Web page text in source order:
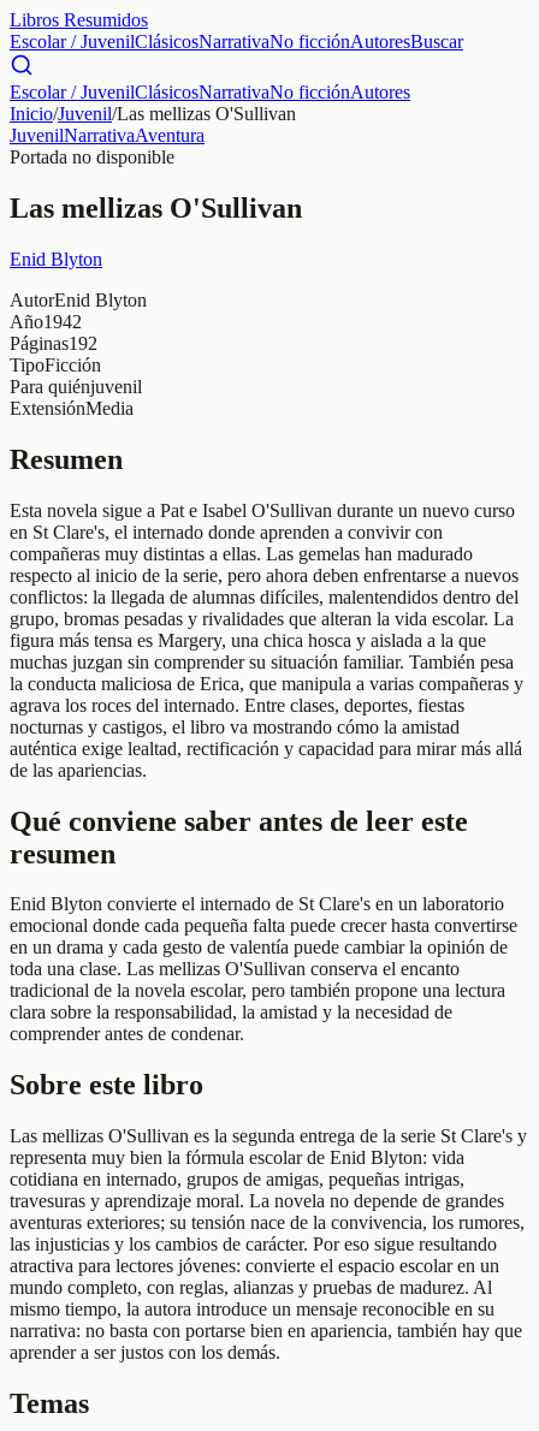
Libros Resumidos
Escolar / JuvenilClásicosNarrativaNo ficciónAutoresBuscar
Escolar / JuvenilClásicosNarrativaNo ficciónAutores
Inicio/Juvenil/Las mellizas O'Sullivan
JuvenilNarrativaAventura
Portada no disponible
Las mellizas O'Sullivan
Enid Blyton
AutorEnid Blyton
Año1942
Páginas192
TipoFicción
Para quiénjuvenil
ExtensiónMedia
Resumen
Esta novela sigue a Pat e Isabel O'Sullivan durante un nuevo curso
en St Clare's, el internado donde aprenden a convivir con
compañeras muy distintas a ellas. Las gemelas han madurado
respecto al inicio de la serie, pero ahora deben enfrentarse a nuevos
conflictos: la llegada de alumnas difíciles, malentendidos dentro del
grupo, bromas pesadas y rivalidades que alteran la vida escolar. La
figura más tensa es Margery, una chica hosca y aislada a la que
muchas juzgan sin comprender su situación familiar. También pesa
la conducta maliciosa de Erica, que manipula a varias compañeras y
agrava los roces del internado. Entre clases, deportes, fiestas
nocturnas y castigos, el libro va mostrando cómo la amistad
auténtica exige lealtad, rectificación y capacidad para mirar más allá
de las apariencias.
Qué conviene saber antes de leer este
resumen
Enid Blyton convierte el internado de St Clare's en un laboratorio
emocional donde cada pequeña falta puede crecer hasta convertirse
en un drama y cada gesto de valentía puede cambiar la opinión de
toda una clase. Las mellizas O'Sullivan conserva el encanto
tradicional de la novela escolar, pero también propone una lectura
clara sobre la responsabilidad, la amistad y la necesidad de
comprender antes de condenar.
Sobre este libro
Las mellizas O'Sullivan es la segunda entrega de la serie St Clare's y
representa muy bien la fórmula escolar de Enid Blyton: vida
cotidiana en internado, grupos de amigas, pequeñas intrigas,
travesuras y aprendizaje moral. La novela no depende de grandes
aventuras exteriores; su tensión nace de la convivencia, los rumores,
las injusticias y los cambios de carácter. Por eso sigue resultando
atractiva para lectores jóvenes: convierte el espacio escolar en un
mundo completo, con reglas, alianzas y pruebas de madurez. Al
mismo tiempo, la autora introduce un mensaje reconocible en su
narrativa: no basta con portarse bien en apariencia, también hay que
aprender a ser justos con los demás.
Temas